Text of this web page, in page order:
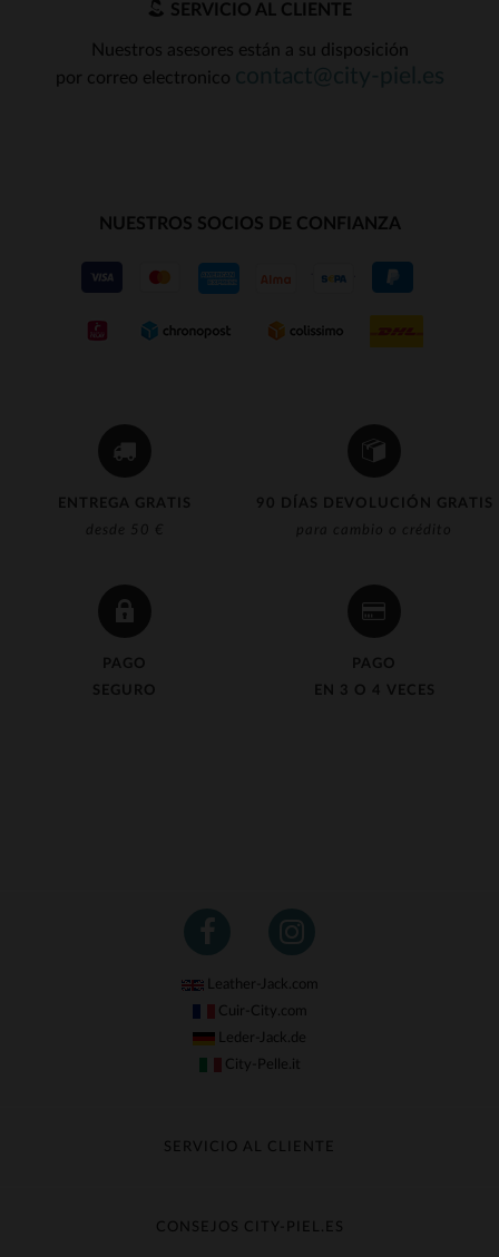
ENTREGA GRATIS
desde 50 €
90 DÍAS DEVOLUCIÓN GRATIS
para cambio o crédito
PAGO
SEGURO
PAGO
EN 3 O 4 VECES
SERVICIO AL CLIENTE
Nuestros asesores están a su disposición
por correo electronico
NUESTROS SOCIOS DE CONFIANZA
Leather-Jack.com
Cuir-City.com
Leder-Jack.de
City-Pelle.it
SERVICIO AL CLIENTE
Cambio & Reembolso
CONSEJOS CITY-PIEL.ES